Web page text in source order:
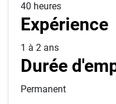
40 heures
Expérience
1 à 2 ans
Durée
Permanent